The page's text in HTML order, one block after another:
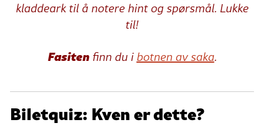
kladdeark til å notere hint og spørsmål. Lukke
til!
Fasitenfinn du i botnen av saka.
Biletquiz: Kven er dette?